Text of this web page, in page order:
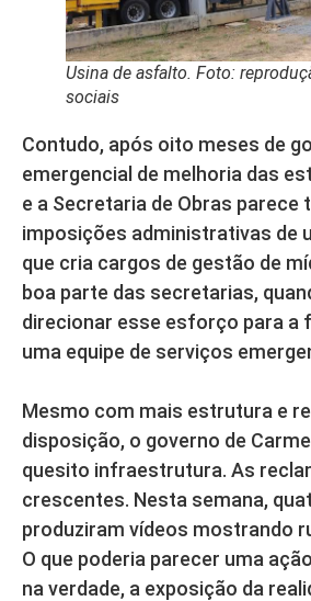
Usina de asfalto. Foto:
sociais
Contudo, após oito meses de
emergencial de melhoria das
e a Secretaria de Obras parece
imposições administrativas de
que cria cargos de gestão de
boa parte das secretarias,
direcionar esse esforço para a
uma equipe de serviços
Mesmo com mais estrutura e
disposição, o governo de
quesito infraestrutura. As
crescentes. Nesta semana,
produziram vídeos mostrando
O que poderia parecer uma
na verdade, a exposição da